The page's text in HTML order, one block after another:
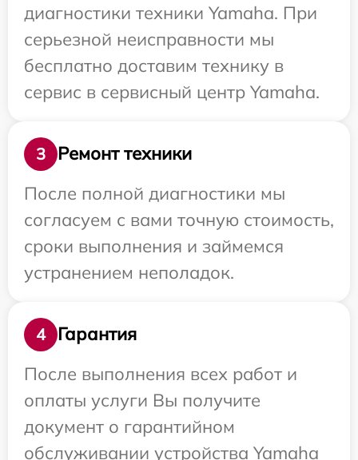
диагностики техники Yamaha. При
серьезной неисправности мы
бесплатно доставим технику в
сервис в сервисный центр Yamaha.
3
Ремонт техники
После полной диагностики мы
согласуем с вами точную стоимость,
сроки выполнения и займемся
устранением неполадок.
4
Гарантия
После выполнения всех работ и
оплаты услуги Вы получите
документ о гарантийном
обслуживании устройства Yamaha